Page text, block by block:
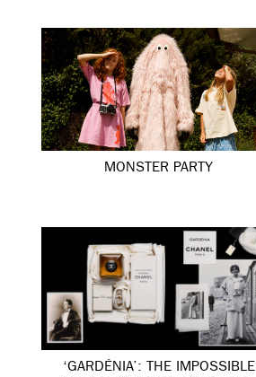
MONSTER PARTY
‘GARDÉNIA’: THE IMPOSSIBLE